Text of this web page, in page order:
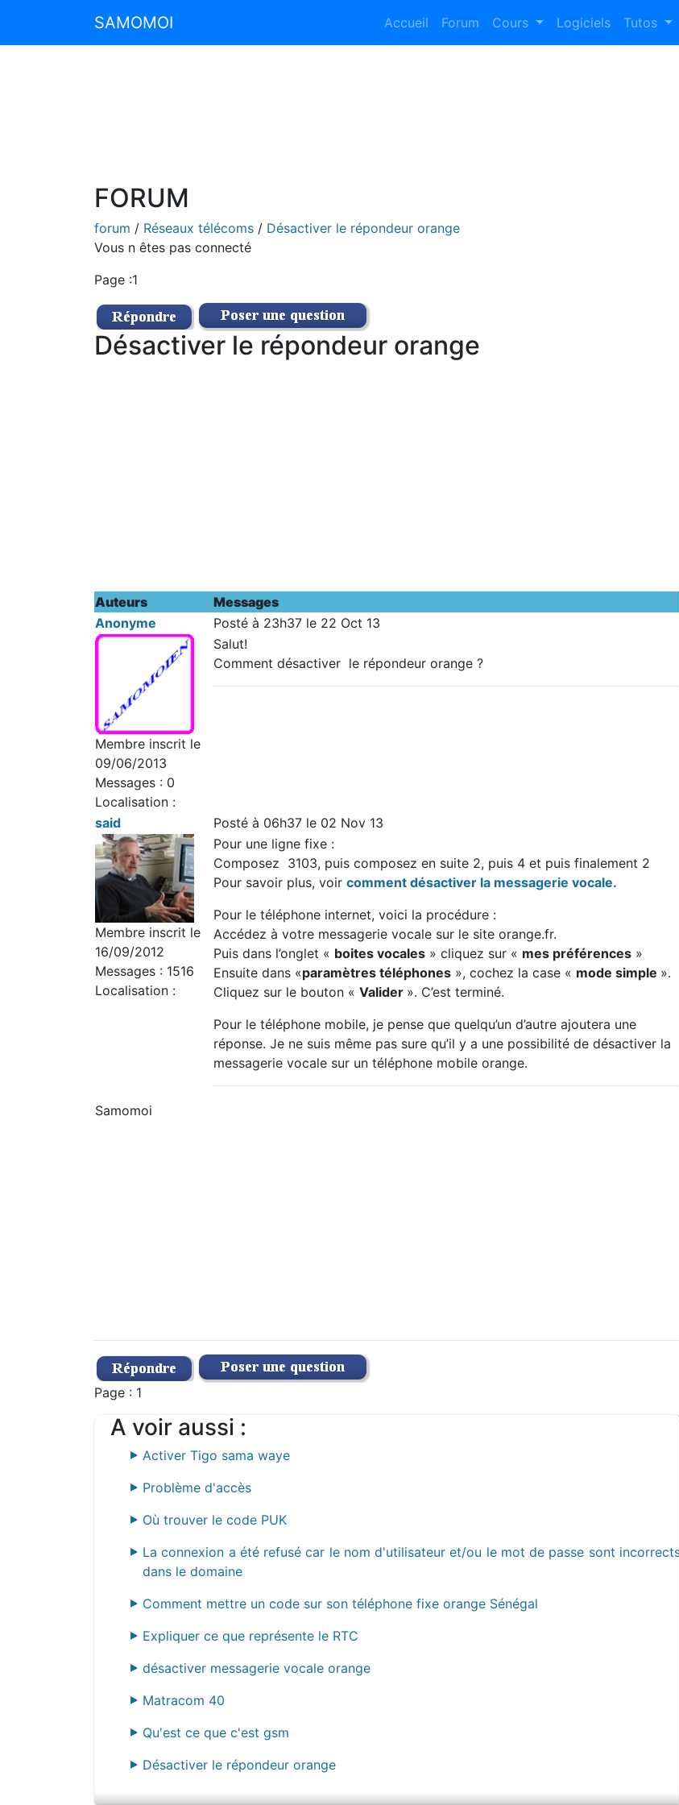
SAMOMOI Accueil Forum Cours Logiciels Tutos
FORUM
forum / Réseaux télécoms / Désactiver le répondeur orange
Vous n êtes pas connecté
Page :1
Désactiver le répondeur orange
Auteurs
Messages
Anonyme
Posté à 23h37 le 22 Oct 13
Membre inscrit le
09/06/2013
Messages : 0
Localisation :
Salut!
Comment désactiver le répondeur orange ?
said Posté à 06h37 le 02 Nov 13
Membre inscrit le
16/09/2012
Messages : 1516
Localisation :
Pour une ligne fixe :
Composez 3103, puis composez en suite 2, puis 4 et puis finalement 2
Pour savoir plus, voir comment désactiver la messagerie vocale.
Pour le téléphone internet, voici la procédure :
Accédez à votre messagerie vocale sur le site orange.fr.
Puis dans l’onglet « boites vocales » cliquez sur « mes préférences »
Ensuite dans «paramètres téléphones », cochez la case « mode simple ».
Cliquez sur le bouton « Valider ». C’est terminé.
Pour le téléphone mobile, je pense que quelqu’un d’autre ajoutera une
réponse. Je ne suis même pas sure qu’il y a une possibilité de désactiver la
messagerie vocale sur un téléphone mobile orange.
Samomoi
Page : 1
A voir aussi :
Activer Tigo sama waye
Problème d'accès
Où trouver le code PUK
La connexion a été refusé car le nom d'utilisateur et/ou le mot de passe sont
dans le domaine
Comment mettre un code sur son téléphone fixe orange Sénégal
Expliquer ce que représente le RTC
désactiver messagerie vocale orange
Matracom 40
Qu'est ce que c'est gsm
Désactiver le répondeur orange